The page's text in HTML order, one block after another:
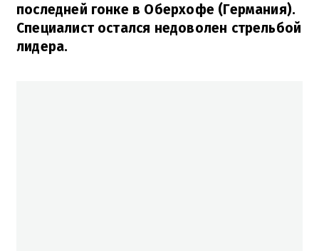
последней гонке в Оберхофе (Германия).
Специалист остался недоволен стрельбой
лидера.